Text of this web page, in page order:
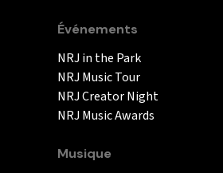
Événements
NRJ in the Park
NRJ Music Tour
NRJ Creator Night
NRJ Music Awards
Musique